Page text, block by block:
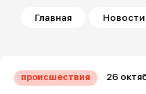
Строка навигации
Главная Новости
происшествия 26